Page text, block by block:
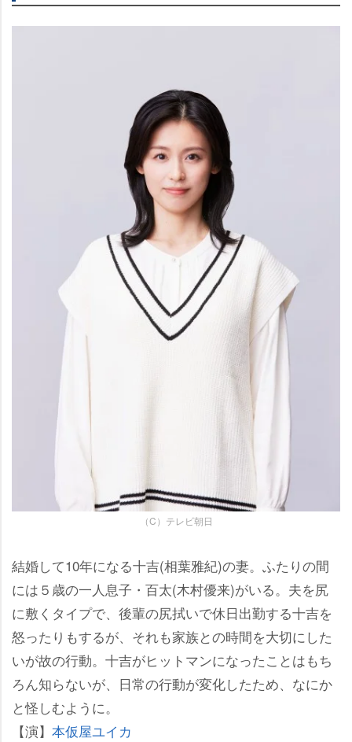
（C）テレビ朝日
結婚して10年になる十吉(相葉雅紀)の妻。ふたりの間
には５歳の一人息子・百太(木村優来)がいる。夫を尻
に敷くタイプで、後輩の尻拭いで休日出勤する十吉を
怒ったりもするが、それも家族との時間を大切にした
いが故の行動。十吉がヒットマンになったことはもち
ろん知らないが、日常の行動が変化したため、なにか
と怪しむように。
【演】 本仮屋ユイカ